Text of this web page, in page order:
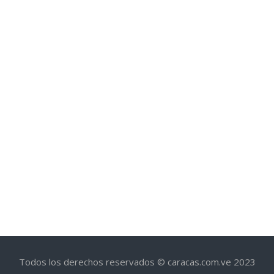
Todos los derechos reservados © caracas.com.ve 2023